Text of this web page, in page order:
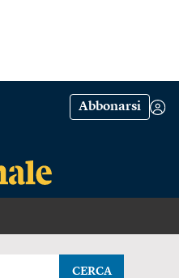
Abbonarsi
CERCA